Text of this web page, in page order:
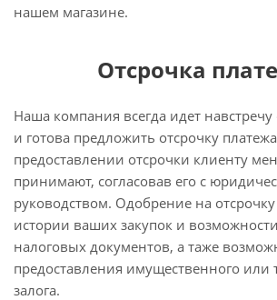
нашем магазине.
Отсрочка
Наша компания всегда идет
и готова предложить отсрочку
предоставлении отсрочки клиенту
принимают, согласовав его с
руководством. Одобрение на отсрочку
истории ваших закупок и
налоговых документов, а таже
предоставления имущественного или
залога.